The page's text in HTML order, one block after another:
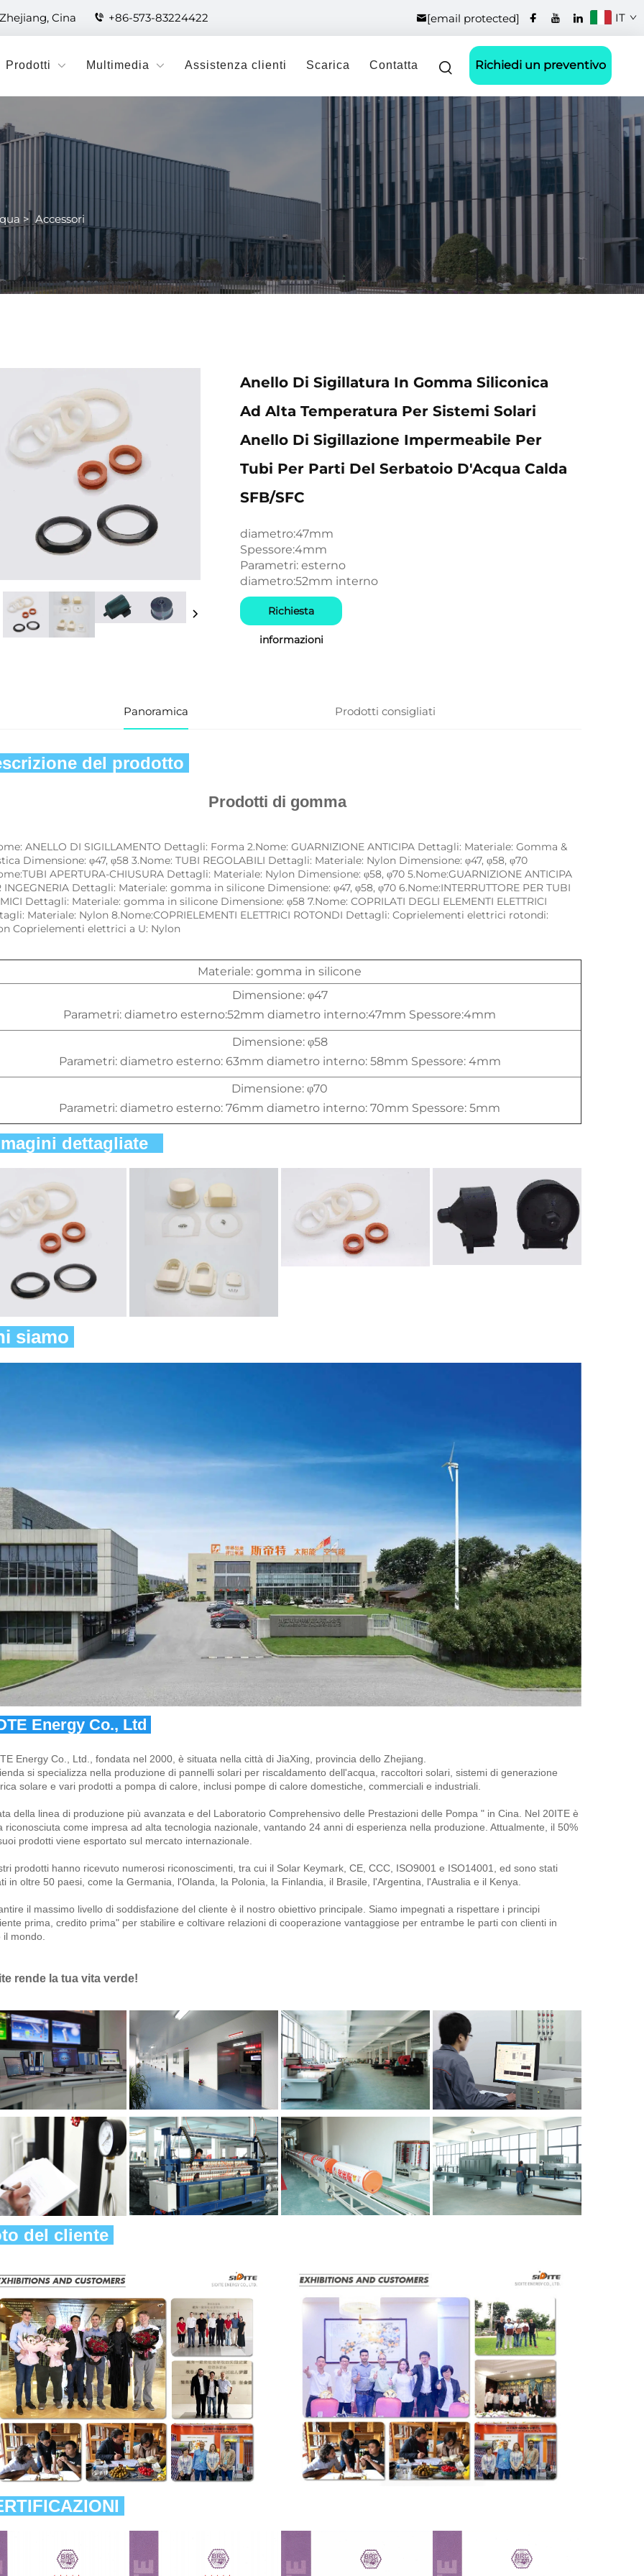
Cina +86-573-83224422 [email protected] IT
Prodotti Multimedia Assistenza clienti Scarica Contatta Richiedi un preventivo
> Accessori
Anello Di Sigillatura In Gomma Siliconica
Ad Alta Temperatura Per Sistemi Solari
Anello Di Sigillazione Impermeabile Per
Tubi Per Parti Del Serbatoio D'Acqua Calda
SFB/SFC
diametro:47mm
Spessore:4mm
Parametri: esterno
diametro:52mm interno
Richiesta
informazioni
Panoramica Prodotti consigliati
del prodotto
Prodotti di gomma
ANELLO DI SIGILLAMENTO Dettagli: Forma 2.Nome: GUARNIZIONE ANTICIPA Dettagli: Materiale: Gomma &
Dimensione: φ47, φ58 3.Nome: TUBI REGOLABILI Dettagli: Materiale: Nylon Dimensione: φ47, φ58, φ70
APERTURA-CHIUSURA Dettagli: Materiale: Nylon Dimensione: φ58, φ70 5.Nome:GUARNIZIONE ANTICIPA
INGEGNERIA Dettagli: Materiale: gomma in silicone Dimensione: φ47, φ58, φ70 6.Nome:INTERRUTTORE PER TUBI
Dettagli: Materiale: gomma in silicone Dimensione: φ58 7.Nome: COPRILATI DEGLI ELEMENTI ELETTRICI
Materiale: Nylon 8.Nome:COPRIELEMENTI ELETTRICI ROTONDI Dettagli: Coprielementi elettrici rotondi:
Coprielementi elettrici a U: Nylon
Materiale: gomma in silicone
Dimensione: φ47
Parametri: diametro esterno:52mm diametro interno:47mm Spessore:4mm
Dimensione: φ58
Parametri: diametro esterno: 63mm diametro interno: 58mm Spessore: 4mm
Dimensione: φ70
Parametri: diametro esterno: 76mm diametro interno: 70mm Spessore: 5mm
dettagliate
siamo
Energy Co., Ltd
Energy Co., Ltd., fondata nel 2000, è situata nella città di JiaXing, provincia dello Zhejiang.
si specializza nella produzione di pannelli solari per riscaldamento dell'acqua, raccoltori solari, sistemi di generazione
solare e vari prodotti a pompa di calore, inclusi pompe di calore domestiche, commerciali e industriali.
della linea di produzione più avanzata e del Laboratorio Comprehensivo delle Prestazioni delle Pompa " in Cina. Nel 20ITE è
riconosciuta come impresa ad alta tecnologia nazionale, vantando 24 anni di esperienza nella produzione. Attualmente, il 50%
prodotti viene esportato sul mercato internazionale.
prodotti hanno ricevuto numerosi riconoscimenti, tra cui il Solar Keymark, CE, CCC, ISO9001 e ISO14001, ed sono stati
in oltre 50 paesi, come la Germania, l'Olanda, la Polonia, la Finlandia, il Brasile, l'Argentina, l'Australia e il Kenya.
il massimo livello di soddisfazione del cliente è il nostro obiettivo principale. Siamo impegnati a rispettare i principi
prima, credito prima" per stabilire e coltivare relazioni di cooperazione vantaggiose per entrambe le parti con clienti in
il mondo.
rende la tua vita verde!
del cliente